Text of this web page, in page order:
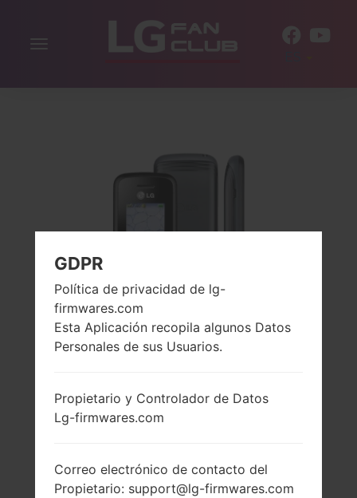
Alternar
LG B220 (LGB220) DE
LA SERIE LG OTHERS
GDPR
Política de privacidad de lg-
firmwares.com
Esta Aplicación recopila algunos Datos
Personales de sus Usuarios.
Propietario y Controlador de Datos
Lg-firmwares.com
Correo electrónico de contacto del
Propietario: support@lg-firmwares.com